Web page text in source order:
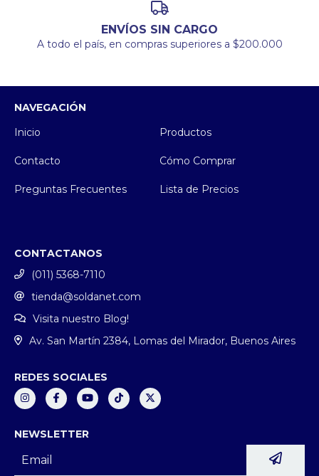
ENVÍOS SIN CARGO
A todo el país, en compras superiores a $200.000
NAVEGACIÓN
Inicio
Productos
Contacto Cómo Comprar
Preguntas Frecuentes Lista de Precios
CONTACTANOS
(011) 5368-7110
tienda@soldanet.com
Visita nuestro Blog!
Av. San Martín 2384, Lomas del Mirador, Buenos Aires
REDES SOCIALES
NEWSLETTER